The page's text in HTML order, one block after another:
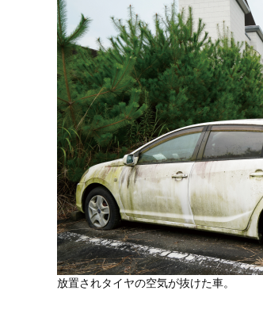
放置されタイヤの空気が抜けた車。